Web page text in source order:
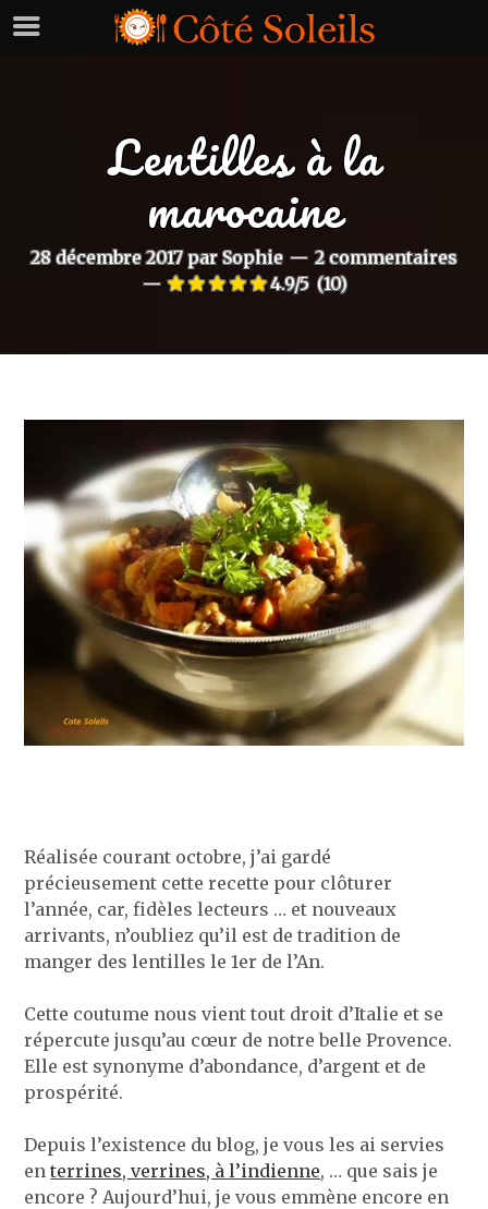
Lentilles à la
marocaine
28 décembre 2017 par Sophie
2 commentaires
4.9/5 (10)
Réalisée courant octobre, j’ai gardé
précieusement cette recette pour clôturer
l’année, car, fidèles lecteurs … et nouveaux
arrivants, n’oubliez qu’il est de tradition de
manger des lentilles le 1er de l’An.
Cette coutume nous vient tout droit d’Italie et se
répercute jusqu’au cœur de notre belle Provence.
Elle est synonyme d’abondance, d’argent et de
prospérité.
Depuis l’existence du blog, je vous les ai servies
enterrines, verrines, à l’indienne, … que sais je
encore ? Aujourd’hui, je vous emmène encore en